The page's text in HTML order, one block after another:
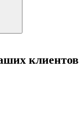
клиентов